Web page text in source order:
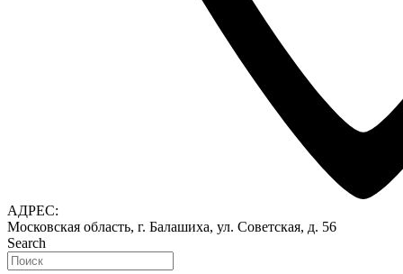
АДРЕС:
Московская область, г. Балашиха, ул. Советская, д. 56
Search